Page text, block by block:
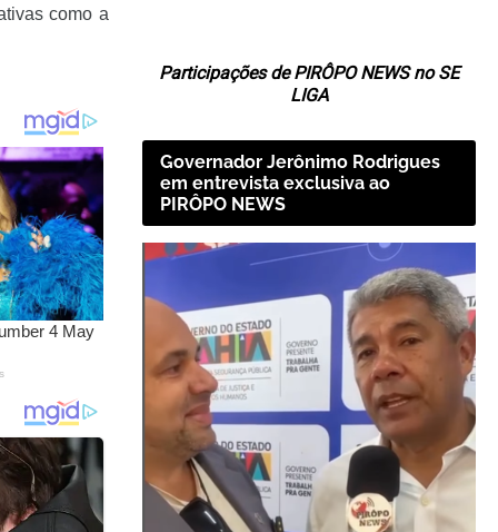
como a
Participações de PIRÔPO NEWS no SE
LIGA
Governador Jerônimo Rodrigues
em entrevista exclusiva ao
PIRÔPO NEWS